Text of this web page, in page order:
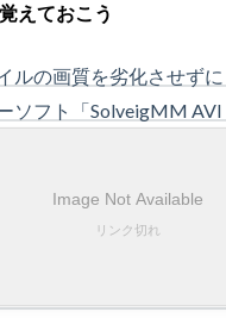
覚えておこう
ルの画質を劣化させず
ソフト「SolveigMM AVI